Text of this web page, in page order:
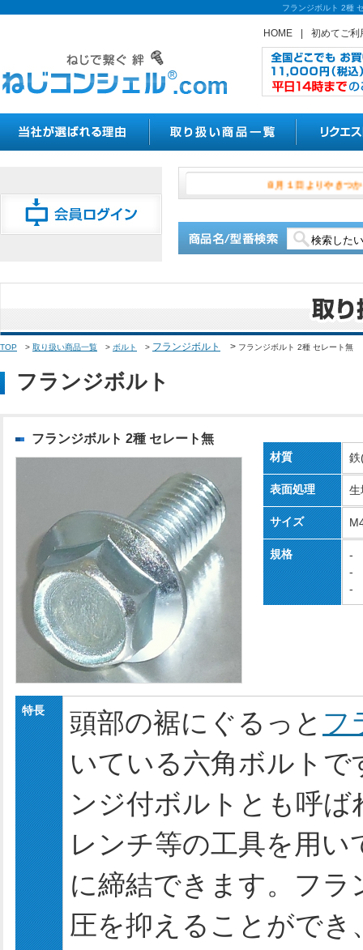
フランジボルト 2種
HOME 初めてご利
８月１日よ
TOP > 取り扱い商品一覧 > ボルト > フランジボルト > フランジボルト 2種 セレート無
フランジボルト
フランジボルト 2種 セレート無
材質 鉄
表面処理 生
サイズ
規格
-
-
-
特長 頭部の裾にぐるっと フ
いている六角ボルト
ンジ付ボルトとも呼
レンチ等の工具を用
に締結できます。フ
圧を抑えることがで